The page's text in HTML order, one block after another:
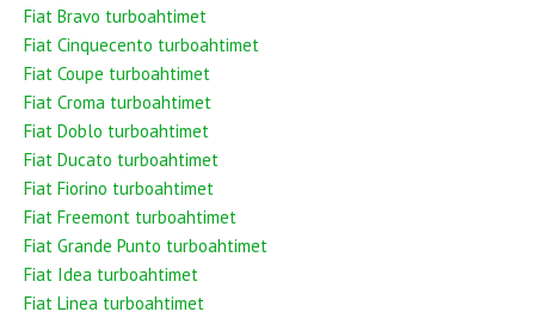
Fiat Bravo turboahtimet
Fiat Cinquecento turboahtimet
Fiat Coupe turboahtimet
Fiat Croma turboahtimet
Fiat Doblo turboahtimet
Fiat Ducato turboahtimet
Fiat Fiorino turboahtimet
Fiat Freemont turboahtimet
Fiat Grande Punto turboahtimet
Fiat Idea turboahtimet
Fiat Linea turboahtimet